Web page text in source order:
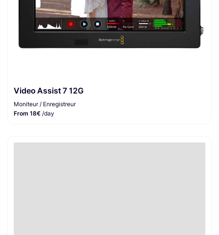
Video Assist 7 12G
Moniteur / Enregistreur
From 18€ /day